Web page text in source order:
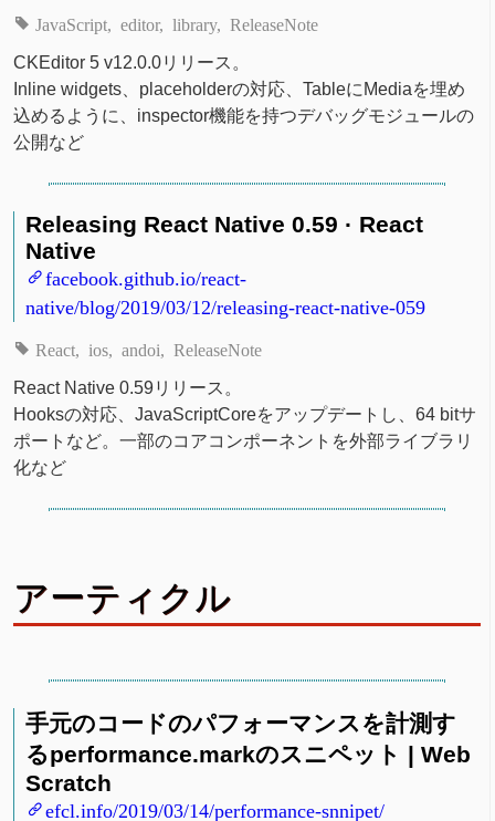
JavaScript editor library ReleaseNote
CKEditor 5 v12.0.0リリース。
Inline widgets、placeholderの対応、TableにMediaを埋め
込めるように、inspector機能を持つデバッグモジュールの
公開など
Releasing React Native 0.59 · React
Native
facebook.github.io/react-
native/blog/2019/03/12/releasing-react-native-059
React ios andoi ReleaseNote
React Native 0.59リリース。
Hooksの対応、JavaScriptCoreをアップデートし、64 bitサ
ポートなど。一部のコアコンポーネントを外部ライブラリ
化など
アーティクル
手元のコードのパフォーマンスを計測す
るperformance.markのスニペット | Web
Scratch
efcl.info/2019/03/14/performance-snnipet/